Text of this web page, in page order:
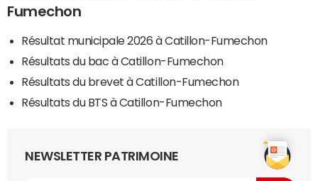
Fumechon
Résultat municipale 2026 à Catillon-Fumechon
Résultats du bac à Catillon-Fumechon
Résultats du brevet à Catillon-Fumechon
Résultats du BTS à Catillon-Fumechon
NEWSLETTER PATRIMOINE